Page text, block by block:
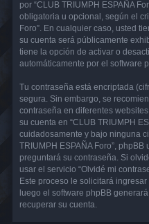
por “CLUB TRIUMPH ESPAÑA
obligatoria u opcional, según el
Foro”. En cualquier caso, usted
su cuenta será públicamente
tiene la opción de activar o
automáticamente por el software
Tu contraseña está encriptada
segura. Sin embargo, se
contraseña en diferentes
su cuenta en “CLUB TRIUMPH
cuidadosamente y bajo ninguna
TRIUMPH ESPAÑA Foro”,
preguntará su contraseña. Si
usar el servicio “Olvidé mi
Este proceso le solicitará
luego el software phpBB
recuperar su cuenta.